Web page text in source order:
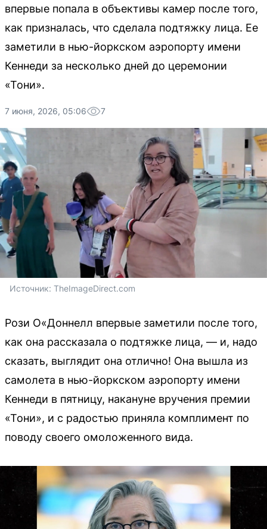
впервые попала в объективы камер после того,
как призналась, что сделала подтяжку лица. Ее
заметили в нью-йоркском аэропорту имени
Кеннеди за несколько дней до церемонии
«Тони».
7 июня, 2026, 05:06 7
Источник: TheImageDirect.com
Рози О«Доннелл впервые заметили после того,
как она рассказала о подтяжке лица, — и, надо
сказать, выглядит она отлично! Она вышла из
самолета в нью-йоркском аэропорту имени
Кеннеди в пятницу, накануне вручения премии
«Тони», и с радостью приняла комплимент по
поводу своего омоложенного вида.